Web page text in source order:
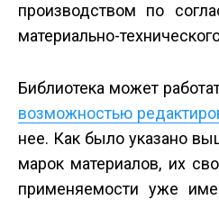
производством по
материально-
Библиотека может
возможностью
нее. Как было указано
марок материалов, их
применяемости уже